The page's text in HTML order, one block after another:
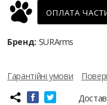
ОПЛАТА
Бренд: SURArms
Гарантійні умови